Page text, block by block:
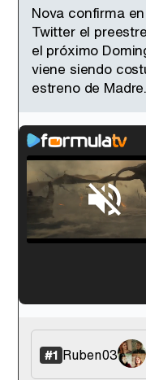
Nova confirma
Twitter el
el próximo
viene siendo
estreno de Madre.
33.30%
#1 Ruben03